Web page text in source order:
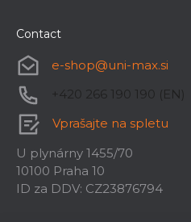
Contact
e-shop@uni-max.si
+420 266 190 190 (EN)
Vprašajte na spletu
U plynárny 1455/70
10100 Praha 10
ID za DDV: CZ23876794